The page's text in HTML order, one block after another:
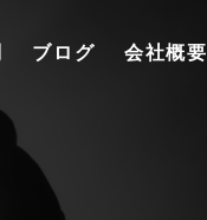
ブログ 会社概要